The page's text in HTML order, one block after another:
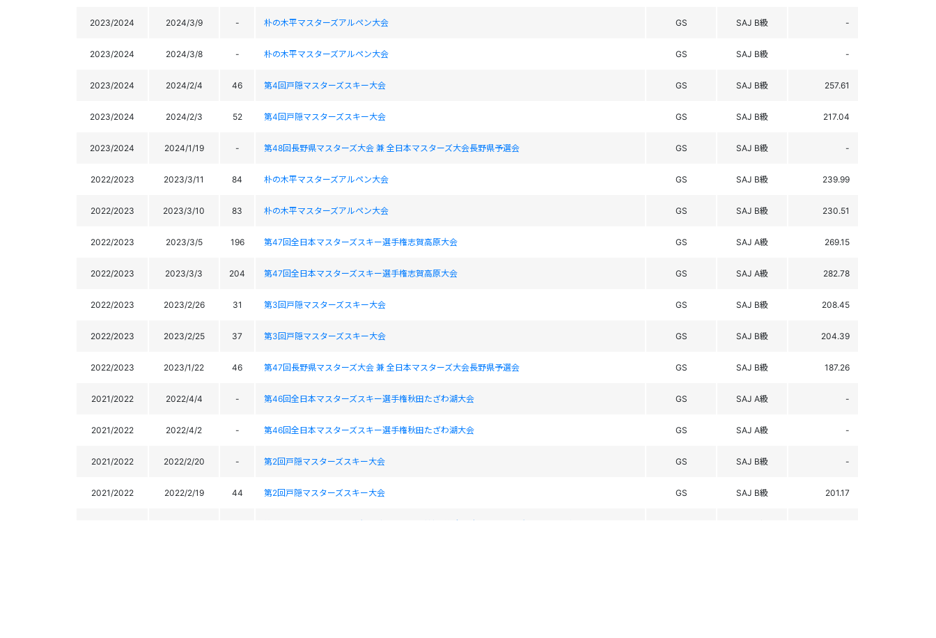
2023/2024 2024/3/9 - 朴の木平マスターズアルペン大会 GS SAJ B級 -
2023/2024 2024/3/8 - 朴の木平マスターズアルペン大会 GS SAJ B級 -
2023/2024 2024/2/4 46 第4回戸隠マスターズスキー大会 GS SAJ B級 257.61
2023/2024 2024/2/3 52 第4回戸隠マスターズスキー大会 GS SAJ B級 217.04
2023/2024 2024/1/19 - 第48回長野県マスターズ大会 兼 全日本マスターズ大会長野県予選会 GS SAJ B級 -
2022/2023 2023/3/11 84 朴の木平マスターズアルペン大会 GS SAJ B級 239.99
2022/2023 2023/3/10 83 朴の木平マスターズアルペン大会 GS SAJ B級 230.51
2022/2023 2023/3/5 196 第47回全日本マスターズスキー選手権志賀高原大会 GS SAJ A級 269.15
2022/2023 2023/3/3 204 第47回全日本マスターズスキー選手権志賀高原大会 GS SAJ A級 282.78
2022/2023 2023/2/26 31 第3回戸隠マスターズスキー大会 GS SAJ B級 208.45
2022/2023 2023/2/25 37 第3回戸隠マスターズスキー大会 GS SAJ B級 204.39
2022/2023 2023/1/22 46 第47回長野県マスターズ大会 兼 全日本マスターズ大会長野県予選会 GS SAJ B級 187.26
2021/2022 2022/4/4 - 第46回全日本マスターズスキー選手権秋田たざわ湖大会 GS SAJ A級 -
2021/2022 2022/4/2 - 第46回全日本マスターズスキー選手権秋田たざわ湖大会 GS SAJ A級 -
2021/2022 2022/2/20 - 第2回戸隠マスターズスキー大会 GS SAJ B級 -
2021/2022 2022/2/19 44 第2回戸隠マスターズスキー大会 GS SAJ B級 201.17